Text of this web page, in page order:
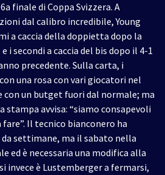
finale di Coppa Svizzera. A
dal calibro incredibile, Young
a caccia della doppietta dopo la
secondi a caccia del bis dopo il 4-1
precedente. Sulla carta, i
una rosa con vari giocatori nel
con un butget fuori dal normale; ma
stampa avvisa: “siamo consapevoli
Il tecnico bianconero ha
settimane, ma il sabato nella
ed è necessaria una modifica alla
invece è Lustemberger a fermarsi,